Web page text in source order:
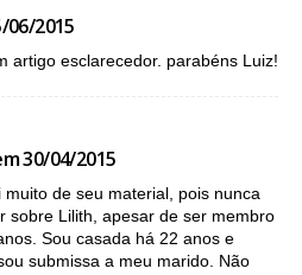
2015
artigo esclarecedor. parabéns Luiz!
30/04/2015
muito de seu material, pois nunca
sobre Lilith, apesar de ser membro
Sou casada há 22 anos e
submissa a meu marido. Não